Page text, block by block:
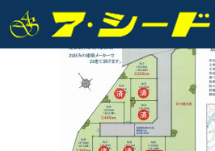
稲城市百村★HP表題2022.3.18